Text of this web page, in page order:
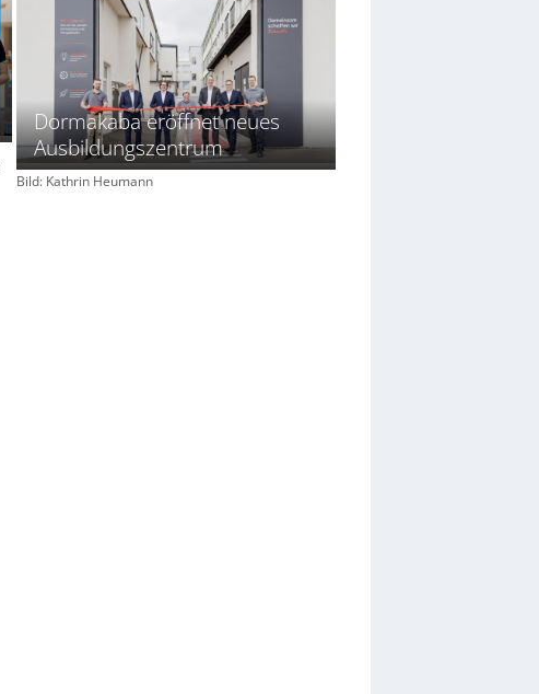
Dormakaba eröffnet neues
Ausbildungszentrum
Bild: Kathrin Heumann